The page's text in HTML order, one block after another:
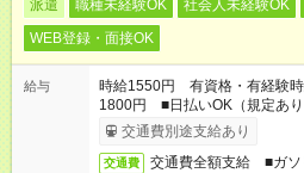
派遣 職種未経験OK 社会人未経験OK
WEB登録・面接OK
給与
時給1550円 有資格・有経験
1800円 ■日払いOK（規定あ
交通費別途支給あり
交通費
交通費全額支給 ■ガソ